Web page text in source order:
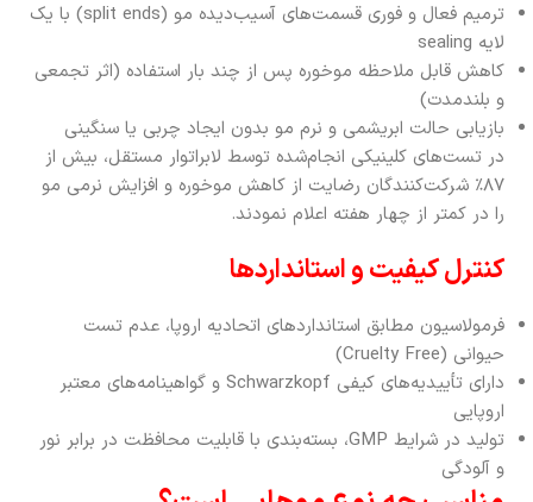
ترمیم فعال و فوری قسمت‌های آسیب‌دیده مو (split ends) با یک
لایه sealing
کاهش قابل ملاحظه موخوره پس از چند بار استفاده (اثر تجمعی
و بلندمدت)
بازیابی حالت ابریشمی و نرم مو بدون ایجاد چربی یا سنگینی
در تست‌های کلینیکی انجام‌شده توسط لابراتوار مستقل، بیش از
۸۷٪ شرکت‌کنندگان رضایت از کاهش موخوره و افزایش نرمی مو
را در کمتر از چهار هفته اعلام نمودند.
کنترل کیفیت و استانداردها
فرمولاسیون مطابق استانداردهای اتحادیه اروپا، عدم تست
حیوانی (Cruelty Free)
دارای تأییدیه‌های کیفی Schwarzkopf و گواهینامه‌های معتبر
اروپایی
تولید در شرایط GMP، بسته‌بندی با قابلیت محافظت در برابر نور
و آلودگی